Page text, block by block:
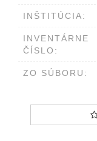
INŠTITÚCIA:
INVENTÁRNE
ČÍSLO:
ZO SÚBORU: